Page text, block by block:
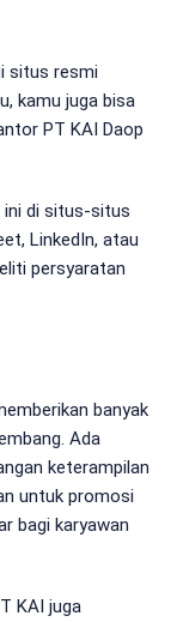
situs resmi
kamu juga bisa
PT KAI Daop
ini di situs-situs
LinkedIn, atau
persyaratan
banyak
Ada
keterampilan
untuk promosi
bagi karyawan
KAI juga